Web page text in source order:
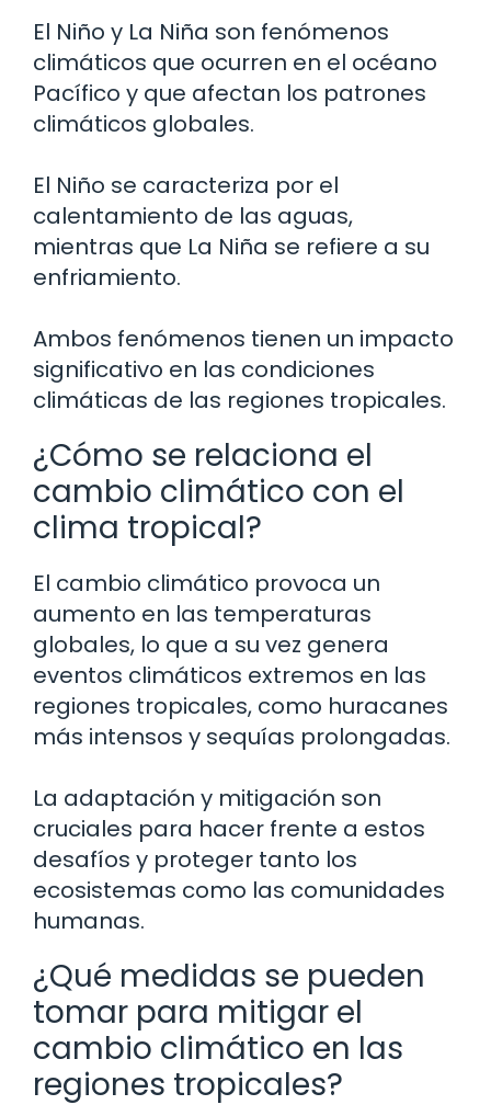
El Niño y La Niña son fenómenos
climáticos que ocurren en el océano
Pacífico y que afectan los patrones
climáticos globales.
El Niño se caracteriza por el
calentamiento de las aguas,
mientras que La Niña se refiere a su
enfriamiento.
Ambos fenómenos tienen un impacto
significativo en las condiciones
climáticas de las regiones tropicales.
¿Cómo se relaciona el
cambio climático con el
clima tropical?
El cambio climático provoca un
aumento en las temperaturas
globales, lo que a su vez genera
eventos climáticos extremos en las
regiones tropicales, como huracanes
más intensos y sequías prolongadas.
La adaptación y mitigación son
cruciales para hacer frente a estos
desafíos y proteger tanto los
ecosistemas como las comunidades
humanas.
¿Qué medidas se pueden
tomar para mitigar el
cambio climático en las
regiones tropicales?